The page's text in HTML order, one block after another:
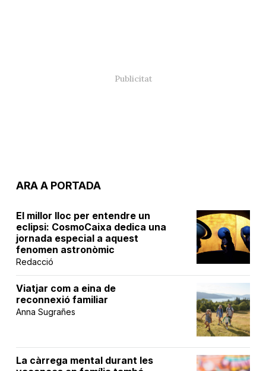
ARA A PORTADA
El millor lloc per entendre un
eclipsi: CosmoCaixa dedica una
jornada especial a aquest
fenomen astronòmic
Redacció
Viatjar com a eina de
reconnexió familiar
Anna Sugrañes
La càrrega mental durant les